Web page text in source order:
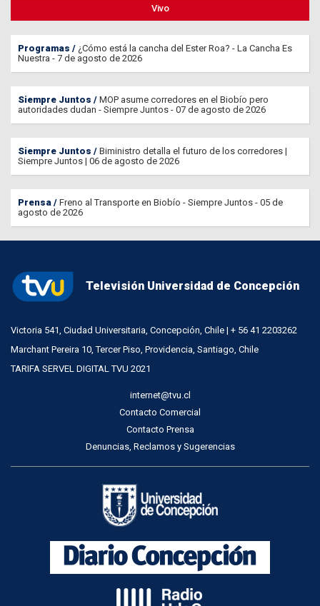
Vivo
Programas
¿Cómo está la cancha del Ester Roa? - La Cancha Es
Nuestra - 7 de agosto de 2026
Siempre Juntos
MOP asume corredores en el Biobío pero
autoridades dudan - Siempre Juntos - 07 de agosto de 2026
Siempre Juntos
Biministro detalla el futuro de los corredores |
Siempre Juntos | 06 de agosto de 2026
Prensa
Freno al Transporte en Biobío - Siempre Juntos - 05 de
agosto de 2026
Televisión Universidad de Concepción
Victoria 541, Ciudad Universitaria, Concepción, Chile | + 56 41 2203262
Marchant Pereira 10, Tercer Piso, Providencia, Santiago, Chile
TARIFA SERVEL DIGITAL TVU 2021
internet@tvu.cl
Contacto Comercial
Contacto Prensa
Denuncias, Reclamos y Sugerencias